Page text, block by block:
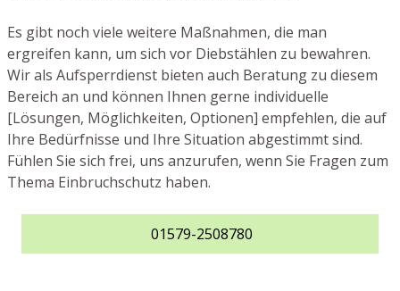
Es gibt noch viele weitere Maßnahmen, die man
ergreifen kann, um sich vor Diebstählen zu bewahren.
Wir als Aufsperrdienst bieten auch Beratung zu diesem
Bereich an und können Ihnen gerne individuelle
[Lösungen, Möglichkeiten, Optionen] empfehlen, die auf
Ihre Bedürfnisse und Ihre Situation abgestimmt sind.
Fühlen Sie sich frei, uns anzurufen, wenn Sie Fragen zum
Thema Einbruchschutz haben.
01579-2508780